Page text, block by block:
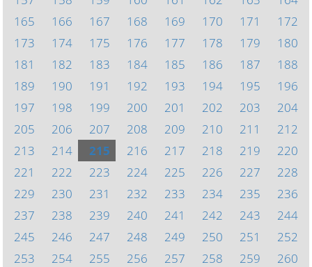
165
166 167 168 169 170 171
172
173
174 175 176 177 178 179
180
181
182 183 184 185 186 187
188
189
190 191 192 193 194 195
196
197
198 199 200 201 202 203
204
205
206 207 208 209 210 211
212
213
214 215 216 217 218 219
220
221
222 223 224 225 226 227
228
229
230 231 232 233 234 235
236
237
238 239 240 241 242 243
244
245
246 247 248 249 250 251
252
253
254 255 256 257 258 259
260